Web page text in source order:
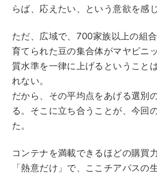
らば、応えたい、という意欲を感
ただ、広域で、700家族以上の組
育てられた豆の集合体がマヤビニ
質水準を一律に上げるということ
れない。
だから、その平均点をあげる選別
る。そこに立ち合うことが、今回
た。
コンテナを満載できるほどの購買
「熱意だけ」で、ここチアパスの